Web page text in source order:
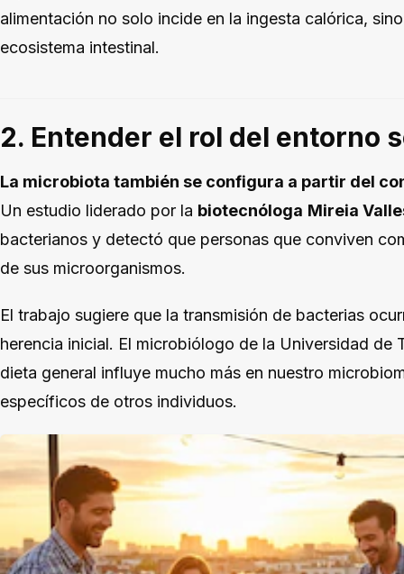
alimentación no solo incide en la ingesta calórica,
ecosistema intestinal.
2. Entender el rol del entorno
La microbiota también se configura a partir del
Un estudio liderado por la biotecnóloga Mireia
bacterianos y detectó que personas que conviven
de sus microorganismos.
El trabajo sugiere que la transmisión de bacterias
herencia inicial. El microbiólogo de la Universidad de
dieta general influye mucho más en nuestro
específicos de otros individuos.